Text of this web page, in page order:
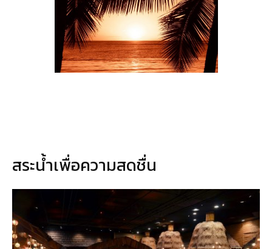
สระน้ำเพื่อความสดชื่น